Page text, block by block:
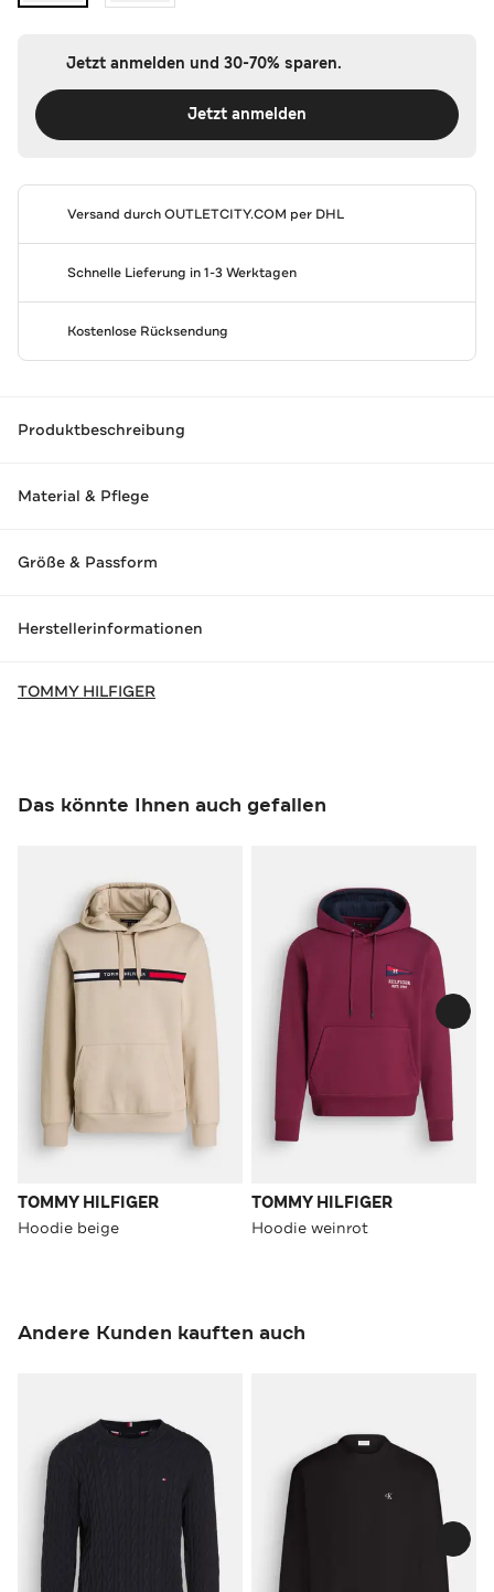
Jetzt anmelden und 30-70% sparen.
Jetzt anmelden
Versand durchOUTLETCITY.COM per DHL
Schnelle Lieferung in 1-3 Werktagen
Kostenlose Rücksendung
Produktbeschreibung
Material & Pflege
Größe & Passform
Herstellerinformationen
TOMMY HILFIGER
Das könnte Ihnen auch gefallen
TOMMY HILFIGER
Hoodie beige
TOMMY HILFIGER
Hoodie weinrot
Andere Kunden kauften auch